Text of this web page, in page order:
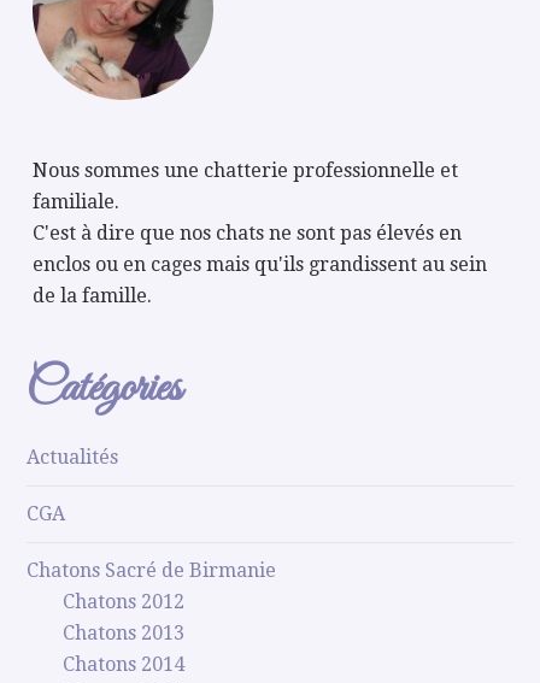
Nous sommes une chatterie professionnelle et
familiale.
C'est à dire que nos chats ne sont pas élevés en
enclos ou en cages mais qu'ils grandissent au sein
de la famille.
Catégories
Actualités
CGA
Chatons Sacré de Birmanie
Chatons 2012
Chatons 2013
Chatons 2014